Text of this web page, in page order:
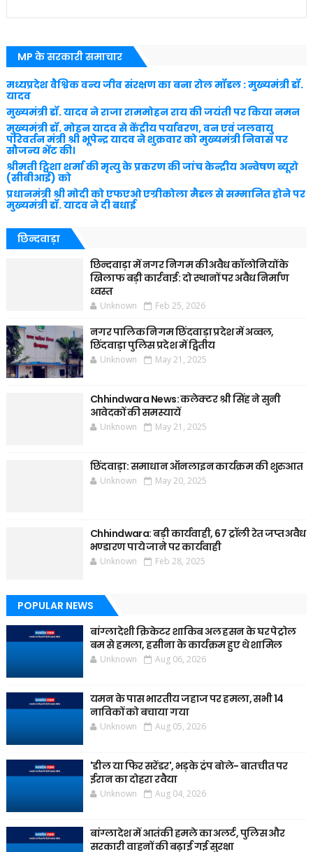
MP के सरकारी समाचार
मध्यप्रदेश वैश्विक वन्य जीव संरक्षण का बना रोल मॉडल : मुख्यमंत्री डॉ.
यादव
मुख्यमंत्री डॉ. यादव ने राजा राममोहन राय की जयंती पर किया नमन
मुख्यमंत्री डॉ. मोहन यादव से केंद्रीय पर्यावरण, वन एवं जलवायु
परिवर्तन मंत्री श्री भूपेन्द्र यादव ने शुक्रवार को मुख्यमंत्री निवास पर
सौजन्य भेंट की।
श्रीमती ट्विशा शर्मा की मृत्यु के प्रकरण की जांच केन्द्रीय अन्वेषण ब्यूरो
(सीबीआई) को
प्रधानमंत्री श्री मोदी को एफएओ एग्रीकोला मैडल से सम्मानित होने पर
मुख्यमंत्री डॉ. यादव ने दी बधाई
छिन्दवाड़ा
छिन्दवाड़ा में नगर निगम की अवैध कॉलोनियों के
खिलाफ बड़ी कार्रवाई: दो स्थानों पर अवैध निर्माण
ध्वस्त
Unknown Feb 25, 2026
नगर पालिक निगम छिंदवाड़ा प्रदेश में अव्वल,
छिंदवाड़ा पुलिस प्रदेश में द्वितीय
Unknown May 21, 2025
Chhindwara News: कलेक्टर श्री सिंह ने सुनी
आवेदकों की समस्यायें
Unknown May 21, 2025
छिंदवाड़ा: समाधान ऑनलाइन कार्यक्रम की शुरुआत
Unknown May 20, 2025
Chhindwara: बड़ी कार्यवाही, 67 ट्रॉली रेत जप्त अवैध
भण्डारण पाये जाने पर कार्यवाही
Unknown Feb 28, 2025
POPULAR NEWS
बांग्लादेशी क्रिकेटर शाकिब अल हसन के घर पेट्रोल
बम से हमला, हसीना के कार्यक्रम हुए थे शामिल
Unknown Aug 06, 2026
यमन के पास भारतीय जहाज पर हमला, सभी 14
नाविकों को बचाया गया
Unknown Aug 05, 2026
'डील या फिर सरेंडर', भड़के ट्रंप बोले- बातचीत पर
ईरान का दोहरा रवैया
Unknown Aug 04, 2026
बांग्लादेश में आतंकी हमले का अलर्ट, पुलिस और
सरकारी वाहनों की बढ़ाई गई सुरक्षा